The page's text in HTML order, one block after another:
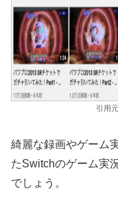
引用
綺麗な録画やゲーム
たSwitchのゲーム実
でしょう。